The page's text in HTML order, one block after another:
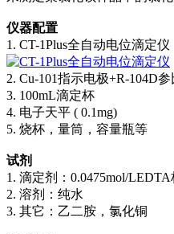
仪器配置
1. CT-1Plus全自动电位滴定仪
2. Cu-101指示电极+R-104D
3. 100mL滴定杯
4. 电子天平 ( 0.1mg)
5. 烧杯，量筒，容量瓶等
试剂
1. 滴定剂：0.0475mol/
2. 溶剂：纯水
3. 其它：乙二胺，氯化铜